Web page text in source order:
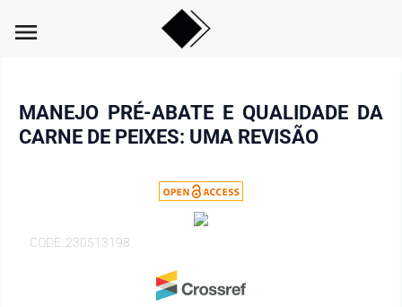
menu
MANEJO PRÉ-ABATE E QUALIDADE DA
CARNE DE PEIXES: UMA REVISÃO
CODE: 230513198